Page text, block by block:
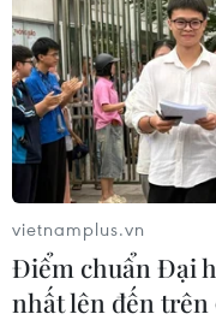
vietnamplus.vn
Điểm chuẩn Đại
nhất lên đến